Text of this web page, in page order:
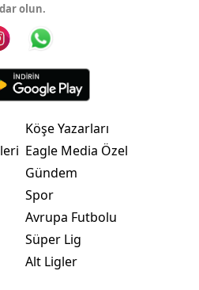
olun.
Köşe Yazarları
Eagle Media Özel
Gündem
Spor
Avrupa Futbolu
Süper Lig
Alt Ligler